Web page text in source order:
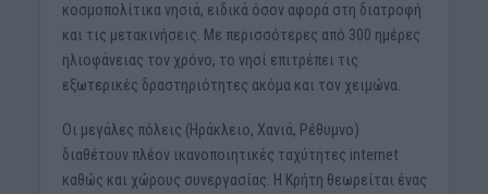
κοσμοπολίτικα νησιά, ειδικά όσον αφορά στη διατροφή
και τις μετακινήσεις. Με περισσότερες από 300 ημέρες
ηλιοφάνειας τον χρόνο, το νησί επιτρέπει τις
εξωτερικές δραστηριότητες ακόμα και τον χειμώνα.
Οι μεγάλες πόλεις (Ηράκλειο, Χανιά, Ρέθυμνο)
διαθέτουν πλέον ικανοποιητικές ταχύτητες internet
καθώς και χώρους συνεργασίας. Η Κρήτη θεωρείται ένας